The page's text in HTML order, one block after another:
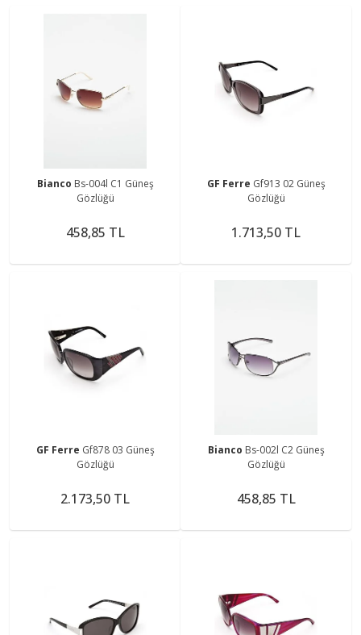
Bianco Bs-004l C1 Güneş
Gözlüğü
458,85 TL
GF Ferre Gf913 02 Güneş
Gözlüğü
1.713,50 TL
GF Ferre Gf878 03 Güneş
Gözlüğü
2.173,50 TL
Bianco Bs-002l C2 Güneş
Gözlüğü
458,85 TL